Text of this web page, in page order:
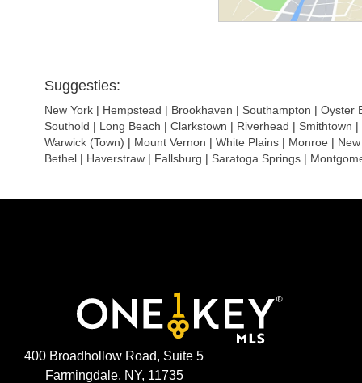
Suggesties:
New York | Hempstead | Brookhaven | Southampton | Oyster
Southold | Long Beach | Clarkstown | Riverhead | Smithtown |
Warwick (Town) | Mount Vernon | White Plains | Monroe |
Bethel | Haverstraw | Fallsburg | Saratoga Springs |
400 Broadhollow Road, Suite 5
Farmingdale, NY, 11735